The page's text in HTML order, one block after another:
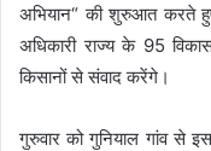
अभियान“ की शुरुआत करते
अधिकारी राज्य के 95
किसानों से संवाद करेंगे।
गुरुवार को गुनियाल गांव से